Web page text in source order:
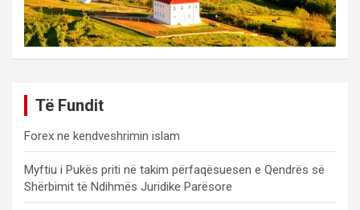
Të Fundit
Forex ne kendveshrimin islam
Myftiu i Pukës priti në takim përfaqësuesen e Qendrës së
Shërbimit të Ndihmës Juridike Parësore